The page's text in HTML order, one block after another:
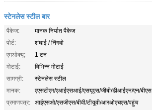
स्टेनलेस स्टील बार
पैकेज:
मानक निर्यात पैकेज
पोर्ट:
शंघाई / निंगबो
एमओक्यू:
1 टन
मोटाई:
विभिन्न मोटाई
सामग्री:
स्टेनलेस स्टील
मानक:
एएसटीएम/एआईएसआई/एसयूएस/जीबी/डीआईएन/एन/बीएस
प्रमाणपत्र:
आईएसओ/एसजीएस/बीवी/टीयूवी/आरओएचएस/पहुंच